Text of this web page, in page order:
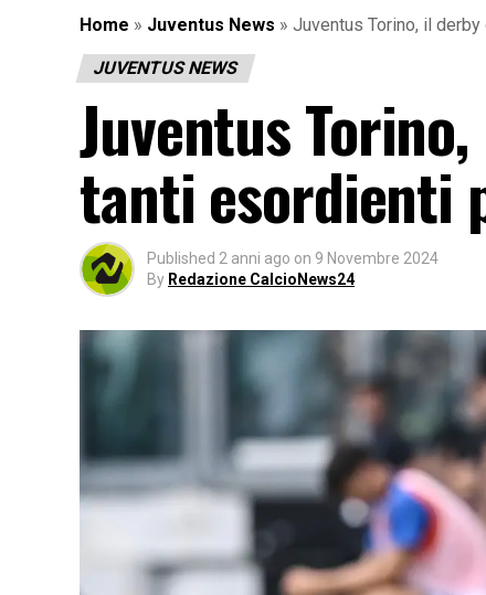
Home » Juventus News » Juventus Torino, il
JUVENTUS NEWS
Juventus
tanti esordienti
Published 2 anni ago on 9 Novembre 2024
By Redazione CalcioNews24